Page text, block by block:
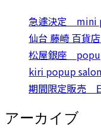
急遽決定 mini
仙台 藤崎 百貨
松屋銀座
kiri popup
期間限定販売
アーカイブ